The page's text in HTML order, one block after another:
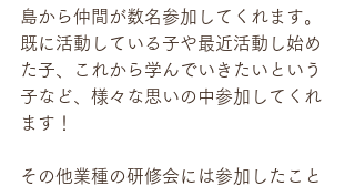
島から仲間が数名参加してくれます。
既に活動している子や最近活動し始め
た子、これから学んでいきたいという
子など、様々な思いの中参加してくれ
ます！
その他業種の研修会には参加したこと